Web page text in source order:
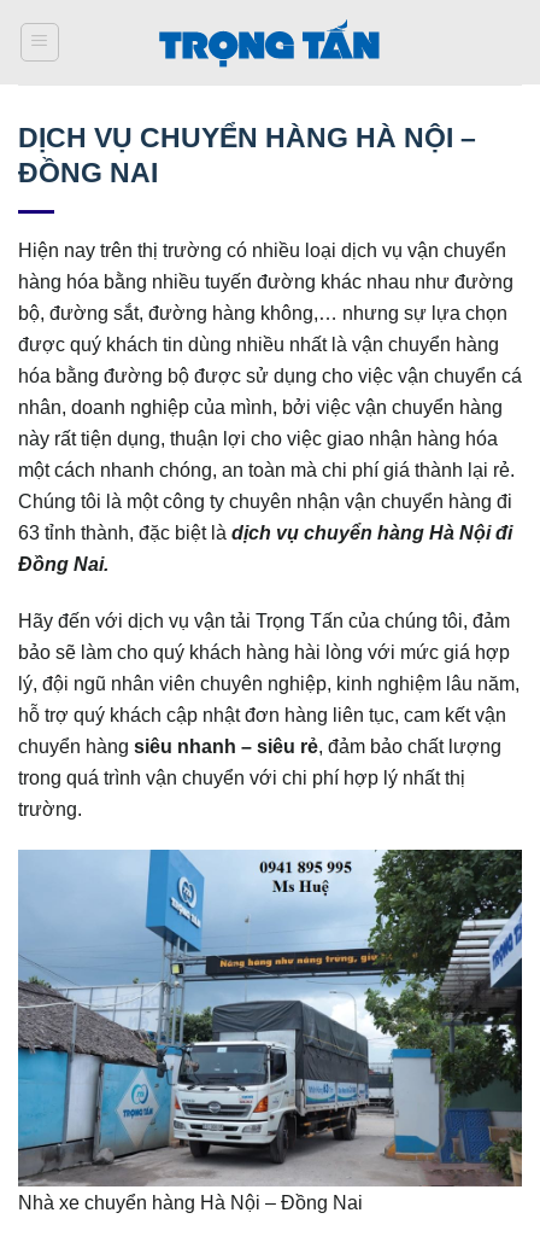
qua
DỊCH VỤ CHUYỂN HÀNG HÀ NỘI –
ĐỒNG NAI
Hiện nay trên thị trường có nhiều loại dịch vụ vận chuyển
hàng hóa bằng nhiều tuyến đường khác nhau như đường
bộ, đường sắt, đường hàng không,… nhưng sự lựa chọn
được quý khách tin dùng nhiều nhất là vận chuyển hàng
hóa bằng đường bộ được sử dụng cho việc vận chuyển cá
nhân, doanh nghiệp của mình, bởi việc vận chuyển hàng
này rất tiện dụng, thuận lợi cho việc giao nhận hàng hóa
một cách nhanh chóng, an toàn mà chi phí giá thành lại rẻ.
Chúng tôi là một công ty chuyên nhận vận chuyển hàng đi
63 tỉnh thành, đặc biệt là dịch vụ chuyển hàng Hà Nội đi
Đồng Nai.
Hãy đến với dịch vụ vận tải Trọng Tấn của chúng tôi, đảm
bảo sẽ làm cho quý khách hàng hài lòng với mức giá hợp
lý, đội ngũ nhân viên chuyên nghiệp, kinh nghiệm lâu năm,
hỗ trợ quý khách cập nhật đơn hàng liên tục, cam kết vận
chuyển hàng siêu nhanh – siêu rẻ, đảm bảo chất lượng
trong quá trình vận chuyển với chi phí hợp lý nhất thị
trường.
Nhà xe chuyển hàng Hà Nội – Đồng Nai